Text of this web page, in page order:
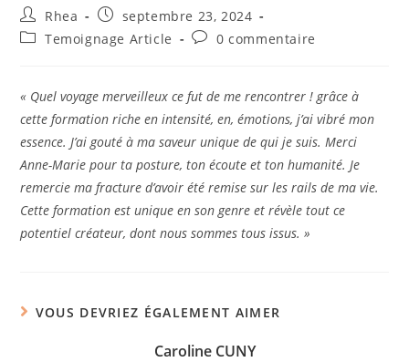
Rhea
septembre 23, 2024
Temoignage Article
0 commentaire
« Quel voyage merveilleux ce fut de me rencontrer ! grâce à
cette formation riche en intensité, en, émotions, j’ai vibré mon
essence. J’ai gouté à ma saveur unique de qui je suis. Merci
Anne-Marie pour ta posture, ton écoute et ton humanité. Je
remercie ma fracture d’avoir été remise sur les rails de ma vie.
Cette formation est unique en son genre et révèle tout ce
potentiel créateur, dont nous sommes tous issus. »
VOUS DEVRIEZ ÉGALEMENT AIMER
Caroline CUNY